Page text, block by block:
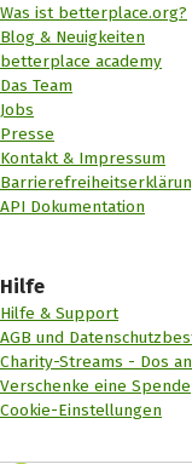
Was ist betterplace.org?
Blog & Neuigkeiten
betterplace academy
Das Team
Jobs
Presse
Kontakt & Impressum
API Dokumentation
Hilfe
Hilfe & Support
AGB und
Charity-Streams - Dos
Verschenke eine Spende
Cookie-Einstellungen